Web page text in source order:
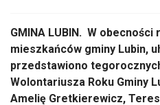
GMINA LUBIN. W
mieszkańców gminy Lubin,
przedstawiono
Wolontariusza Roku Gminy
Amelię Gretkierewicz,